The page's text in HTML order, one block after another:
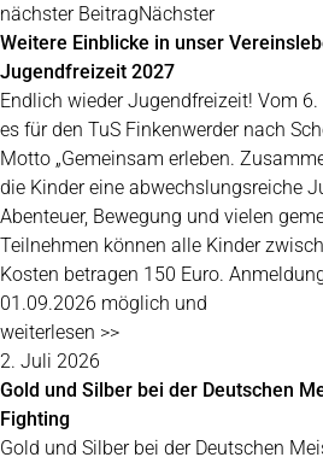
nächster BeitragNächster
Weitere Einblicke in unser
Jugendfreizeit 2027
Endlich wieder Jugendfreizeit! Vom
es für den TuS Finkenwerder nach
Motto „Gemeinsam erleben.
die Kinder eine abwechslungsreiche
Abenteuer, Bewegung und vielen
Teilnehmen können alle Kinder
Kosten betragen 150 Euro.
01.09.2026 möglich und
weiterlesen >>
2. Juli 2026
Gold und Silber bei der Deutschen
Fighting
Gold und Silber bei der Deutschen